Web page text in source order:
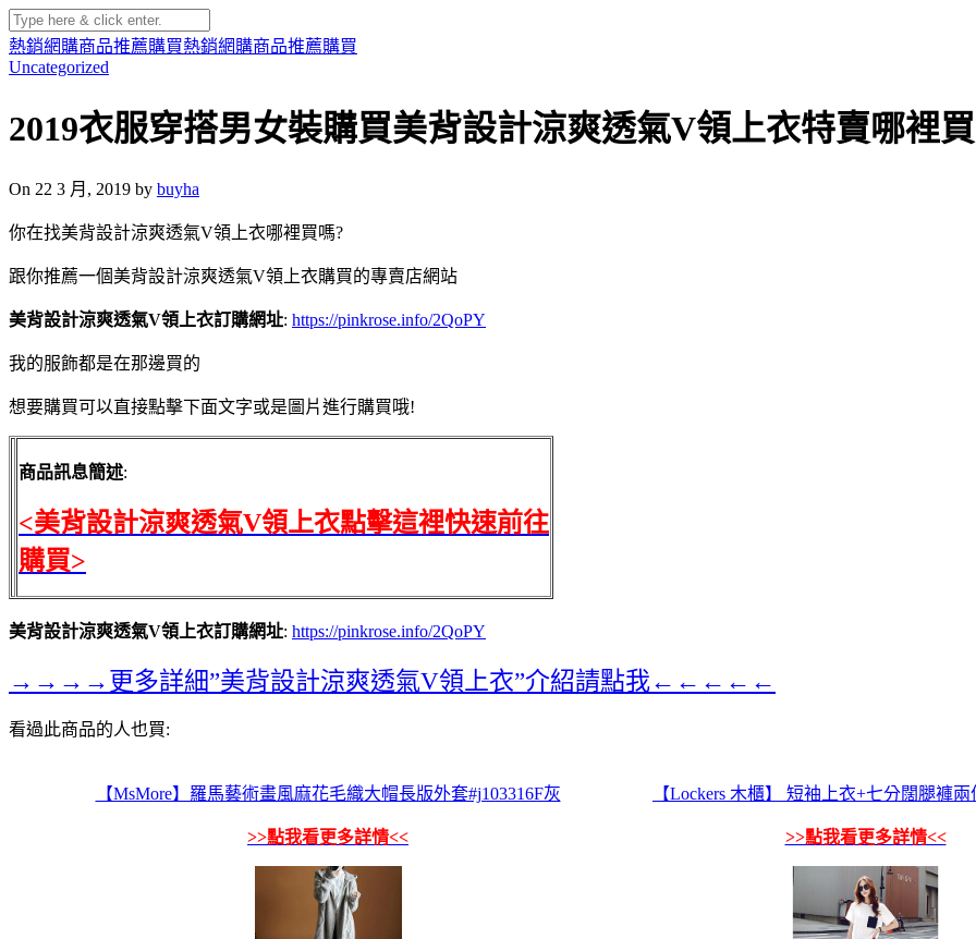
熱銷網購商品推薦購買熱銷網購商品推薦購買
Uncategorized
2019衣服穿搭男女裝購買美背設計涼爽透氣V領上衣特賣哪裡買
On 22 3 月, 2019 by buyha
你在找美背設計涼爽透氣V領上衣哪裡買嗎?
跟你推薦一個美背設計涼爽透氣V領上衣購買的專賣店網站
美背設計涼爽透氣V領上衣訂購網址: https://pinkrose.info/2QoPY
我的服飾都是在那邊買的
想要購買可以直接點擊下面文字或是圖片進行購買哦!
商品訊息簡述:
<美背設計涼爽透氣V領上衣點擊這裡快速前往
購買>
美背設計涼爽透氣V領上衣訂購網址: https://pinkrose.info/2QoPY
→→→→更多詳細”美背設計涼爽透氣V領上衣”介紹請點我←←←←←
看過此商品的人也買:
【MsMore】羅馬藝術畫風麻花毛織大帽長版外套#j103316F灰
>>點我看更多詳情<<
【Lockers 木櫃】 短袖上衣+七分闊腿褲
>>點我看更多詳情<<